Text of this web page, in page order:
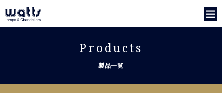
Products
製品一覧